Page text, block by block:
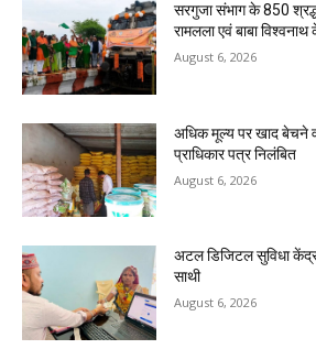
सरगुजा संभाग के 850
रामलला एवं बाबा
August 6, 2026
अधिक मूल्य पर खाद बेचने
प्राधिकार पत्र निलंबित
August 6, 2026
अटल डिजिटल सुविधा केंद्र
साथी
August 6, 2026